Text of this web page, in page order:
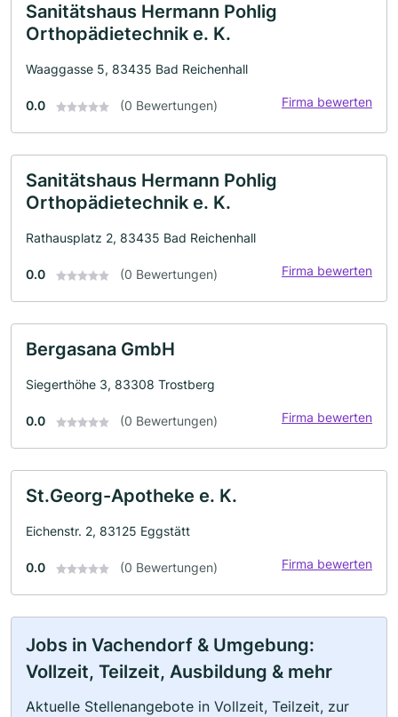
Sanitätshaus Hermann Pohlig
Orthopädietechnik e. K.
Waaggasse 5, 83435 Bad Reichenhall
0.0 (0 Bewertungen) Firma bewerten
Sanitätshaus Hermann Pohlig
Orthopädietechnik e. K.
Rathausplatz 2, 83435 Bad Reichenhall
0.0 (0 Bewertungen) Firma bewerten
Bergasana GmbH
Siegerthöhe 3, 83308 Trostberg
0.0 (0 Bewertungen) Firma bewerten
St.Georg-Apotheke e. K.
Eichenstr. 2, 83125 Eggstätt
0.0 (0 Bewertungen) Firma bewerten
Jobs in Vachendorf & Umgebung:
Vollzeit, Teilzeit, Ausbildung & mehr
Aktuelle Stellenangebote in Vollzeit, Teilzeit, zur